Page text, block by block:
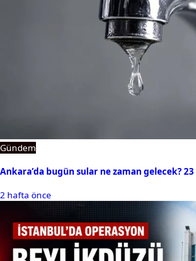
Gündem
Ankara’da bugün sular ne zaman gelecek?
2 hafta önce